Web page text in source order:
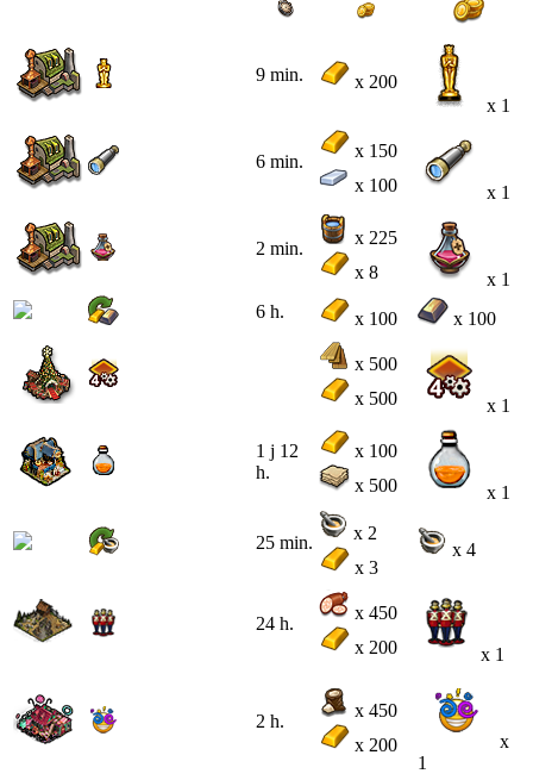
9 min.
x 200
x 1
6 min.
x 150
x 100
x 1
2 min.
x 225
x 8
x 1
6 h.
x 100 x 100
x 500
x 500
x 1
1 j 12
h.
x 100
x 500
x 1
25 min.
x 2
x 3
x 4
24 h.
x 450
x 200
x 1
2 h.
x 450
x 200
x
1